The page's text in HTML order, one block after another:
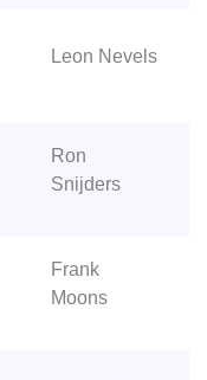
Leon Nevels
Ron
Snijders
Frank
Moons